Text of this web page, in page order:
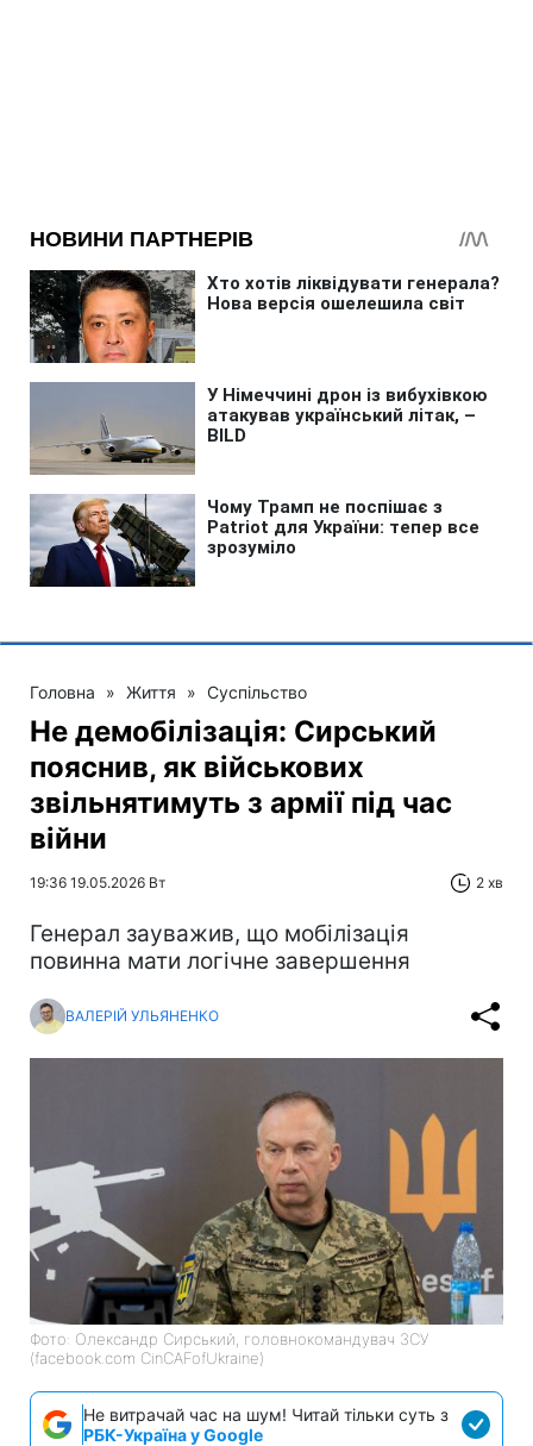
Головна » Життя » Суспільство
Не демобілізація: Сирський
пояснив, як військових
звільнятимуть з армії під час
війни
19:36 19.05.2026 Вт 2 хв
Генерал зауважив, що мобілізація
повинна мати логічне завершення
ВАЛЕРІЙ УЛЬЯНЕНКО
Фото: Олександр Сирський, головнокомандувач ЗСУ
(facebook.com CinCAFofUkraine)
Не витрачай час на шум! Читай тільки суть з
РБК-Україна у Google